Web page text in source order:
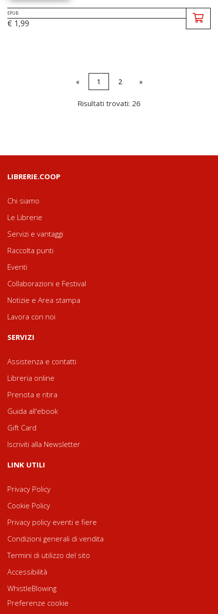
EPUB
€ 1,99
« 1 2 »
Risultati trovati: 26
LIBRERIE.COOP
Chi siamo
Le Librerie
Servizi e vantaggi
Raccolta punti
Eventi
Collaborazioni e Festival
Notizie e Area stampa
Lavora con noi
SERVIZI
Assistenza e contatti
Libreria online
Prenota e ritira
Guida all'ebook
Gift Card
Iscriviti alla Newsletter
LINK UTILI
Privacy Policy
Cookie Policy
Privacy policy eventi e fiere
Condizioni generali di vendita
Termini di utilizzo del sito
Accessibilità
WhistleBlowing
Preferenze cookie